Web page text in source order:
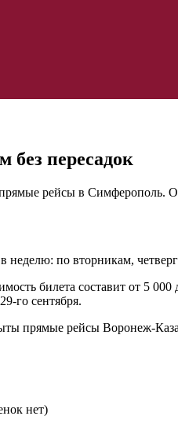
без пересадок
рейсы в Симферополь.
по вторникам,
билета составит от 5
го сентября.
прямые рейсы Воронеж-
нет)